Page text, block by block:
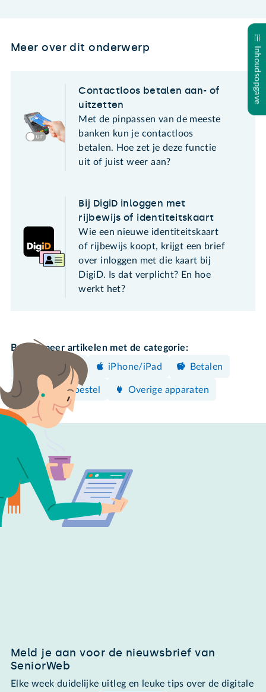
Inhoudsopgave
Meer over dit onderwerp
Contactloos betalen aan- of
uitzetten
Met de pinpassen van de meeste
banken kun je contactloos
betalen. Hoe zet je deze functie
uit of juist weer aan?
Bij DigiD inloggen met
rijbewijs of identiteitskaart
Wie een nieuwe identiteitskaart
of rijbewijs koopt, krijgt een brief
over inloggen met die kaart bij
DigiD. Is dat verplicht? En hoe
werkt het?
Bekijk meer artikelen met de categorie:
Elektronica
iPhone/iPad Betalen
Android-toestel Overige apparaten
Meld je aan voor de nieuwsbrief van
SeniorWeb
Elke week duidelijke uitleg en leuke tips over de digitale